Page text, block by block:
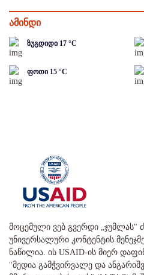
ამინდი
ზუგდიდი 17 °C
ფოთი 15 °C
მოცემული ვებ გვერდი „ჯუმლას"
უნივერსალური კონტენტის
ნაწილია. ის USAID-ის მიერ
"მედია გამჭვირვალე და